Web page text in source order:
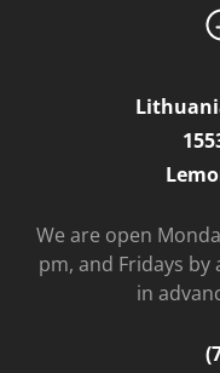
We are open
pm, and Fridays
in